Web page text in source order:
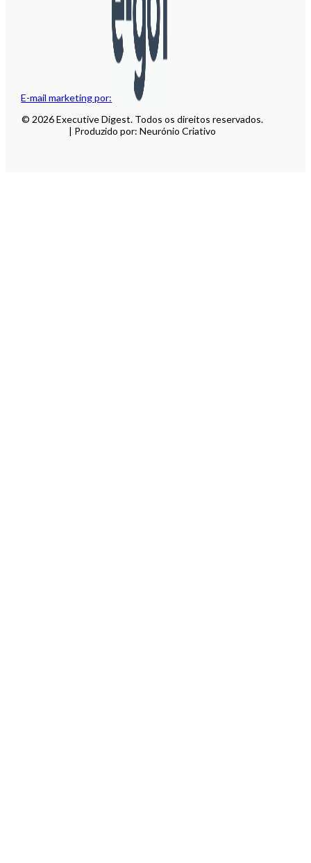
E-mail marketing por:
© 2026 Executive Digest. Todos os direitos reservados.
| Produzido por: Neurónio Criativo